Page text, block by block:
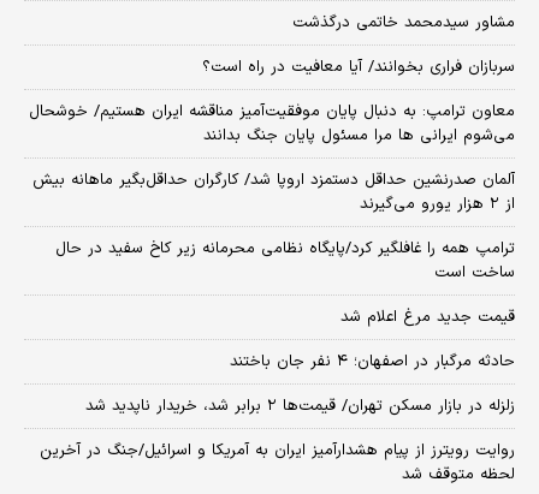
مشاور سیدمحمد خاتمی درگذشت
سربازان فراری بخوانند/ آیا معافیت در راه است؟
معاون ترامپ: به دنبال پایان موفقیت‌آمیز مناقشه ایران هستیم/ خوشحال
می‌شوم ایرانی ها مرا مسئول پایان جنگ بدانند
آلمان صدرنشین حداقل دستمزد اروپا شد/ کارگران حداقل‌بگیر ماهانه بیش
از ۲ هزار یورو می‌گیرند
ترامپ همه را غافلگیر کرد/پایگاه نظامی محرمانه زیر کاخ سفید در حال
ساخت است
قیمت جدید مرغ اعلام شد
حادثه مرگبار در اصفهان؛ ۴ نفر جان باختند
زلزله در بازار مسکن تهران/ قیمت‌ها ۲ برابر شد، خریدار ناپدید شد
روایت رویترز از پیام هشدارآمیز ایران به آمریکا و اسرائیل/جنگ در آخرین
لحظه متوقف شد